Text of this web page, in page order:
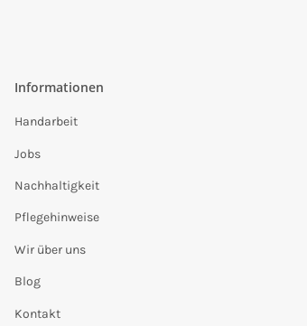
Informationen
Handarbeit
Jobs
Nachhaltigkeit
Pflegehinweise
Wir über uns
Blog
Kontakt